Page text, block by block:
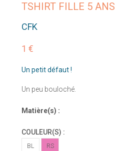
TSHIRT FILLE 5 ANS
CFK
1 €
Un petit défaut !
Un peu bouloché.
Matière(s) :
COULEUR(S) :
BL RS